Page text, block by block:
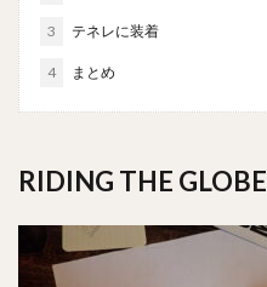
3 テネレに装着
4 まとめ
RIDING THE GLOBE